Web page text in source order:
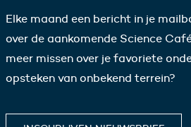
Elke maand een bericht in je
over de aankomende Science
meer missen over je favoriete
opsteken van onbekend terrein?